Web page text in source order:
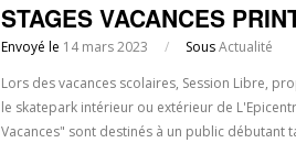
STAGES VACANCES
Envoyé le 14 mars 2023 / SousActualité
Lors des vacances scolaires, Session Libre,
le skatepark intérieur ou extérieur de
Vacances" sont destinés à un public débutant